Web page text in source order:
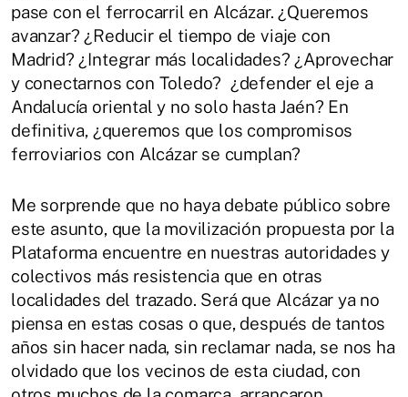
pase con el ferrocarril en Alcázar. ¿Queremos
avanzar? ¿Reducir el tiempo de viaje con
Madrid? ¿Integrar más localidades? ¿Aprovechar
y conectarnos con Toledo? ¿defender el eje a
Andalucía oriental y no solo hasta Jaén? En
definitiva, ¿queremos que los compromisos
ferroviarios con Alcázar se cumplan?
Me sorprende que no haya debate público sobre
este asunto, que la movilización propuesta por la
Plataforma encuentre en nuestras autoridades y
colectivos más resistencia que en otras
localidades del trazado. Será que Alcázar ya no
piensa en estas cosas o que, después de tantos
años sin hacer nada, sin reclamar nada, se nos ha
olvidado que los vecinos de esta ciudad, con